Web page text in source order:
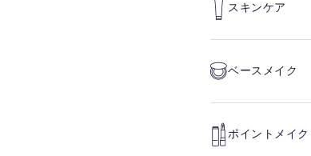
スキンケア
ベースメイク
ポイントメイク